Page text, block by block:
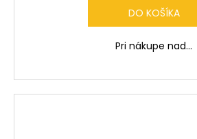
DO KOŠÍKA
Pri nákupe nad...